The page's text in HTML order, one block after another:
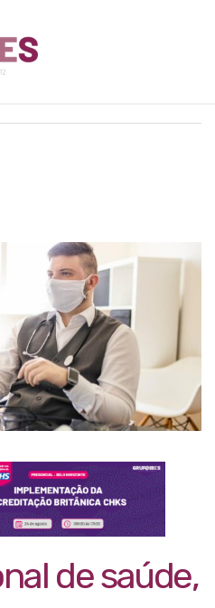
de saúde,